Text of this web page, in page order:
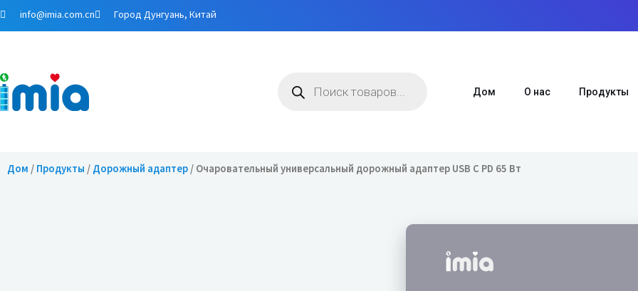
Перейти
info@imia.com.cn Город Дунгуань, Китай
Дом О нас Продукты
Дом / Продукты / Дорожный адаптер / Очаровательный универсальный дорожный адаптер USB C PD 65 Вт